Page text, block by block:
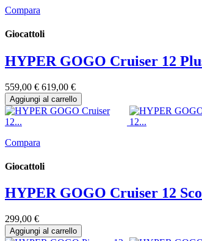
Compara
Giocattoli
HYPER GOGO Cruiser 12
559,00 € 619,00 €
Aggiungi al carrello
Compara
Giocattoli
HYPER GOGO Cruiser 12
299,00 €
Aggiungi al carrello